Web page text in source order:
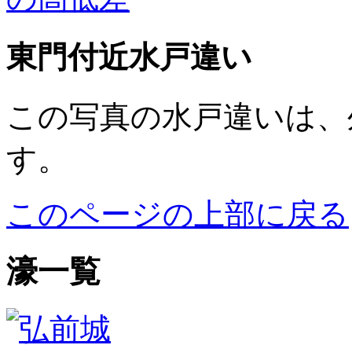
東門付近水戸違い
この写真の水戸違いは
す。
このページの上部に戻る
濠一覧